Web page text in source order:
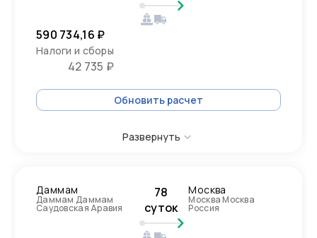
590 734,16 ₽
Налоги и сборы
42 735 ₽
Обновить расчет
Развернуть
Даммам
Даммам Даммам
Саудовская Аравия
78
суток
Москва
Москва Москва
Россия